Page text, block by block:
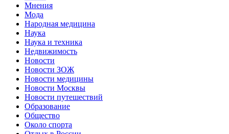
Мнения
Мода
Народная медицина
Наука
Наука и техника
Недвижимость
Новости
Новости ЗОЖ
Новости медицины
Новости Москвы
Новости путешествий
Образование
Общество
Около спорта